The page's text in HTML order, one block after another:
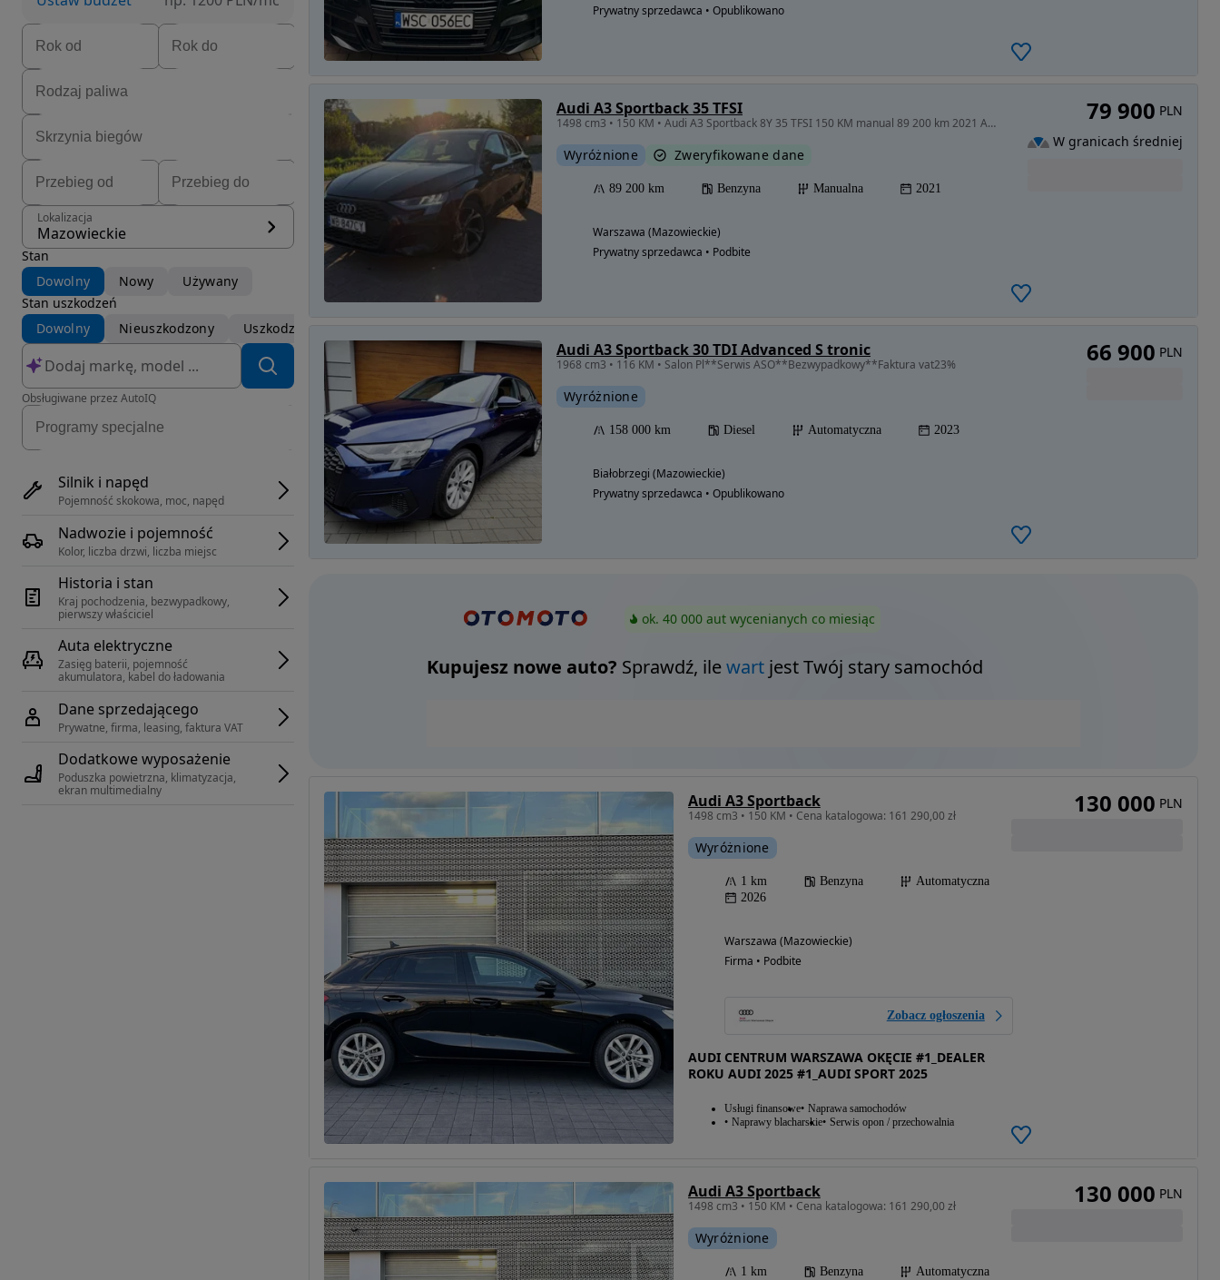
Lokalizacja
Mazowieckie
Stan
Dowolny
Nowy
Używany
Stan uszkodzeń
Dowolny
Nieuszkodzony Uszkodzony
Obsługiwane przez AutoIQ
Silnik i napęd
Pojemność skokowa, moc, napęd
Nadwozie i pojemność
Kolor, liczba drzwi, liczba miejsc
Historia i stan
Kraj pochodzenia, bezwypadkowy,
pierwszy właściciel
Auta elektryczne
Zasięg baterii, pojemność
akumulatora, kabel do ładowania
Dane sprzedającego
Prywatne, firma, leasing, faktura VAT
Dodatkowe wyposażenie
Poduszka powietrzna, klimatyzacja,
ekran multimedialny
Prywatny sprzedawca • Opublikowano
Audi A3 Sportback 35 TFSI
1498 cm3 • 150 KM • Audi A3 Sportback 8Y 35 TFSI 150 KM manual 89 200 km 2021 ASO
Wyróżnione Zweryfikowane dane
89 200 km Benzyna Manualna 2021
Warszawa (Mazowieckie)
Prywatny sprzedawca • Podbite
79 900 PLN
W granicach średniej
Audi A3 Sportback 30 TDI Advanced S tronic
1968 cm3 • 116 KM • Salon Pl**Serwis ASO**Bezwypadkowy**Faktura vat23%
Wyróżnione
158 000 km Diesel Automatyczna 2023
Białobrzegi (Mazowieckie)
Prywatny sprzedawca • Opublikowano
66 900 PLN
ok. 40 000 aut wycenianych co miesiąc
Kupujesz nowe auto? Sprawdź, ilewartjest Twój stary samochód
Audi A3 Sportback
1498 cm3 • 150 KM • Cena katalogowa: 161 290,00 zł
Wyróżnione
1 km Benzyna
Automatyczna
2026
Warszawa (Mazowieckie)
Firma • Podbite
Zobacz ogłoszenia
AUDI CENTRUM WARSZAWA OKĘCIE #1_DEALER
ROKU AUDI 2025 #1_AUDI SPORT 2025
Usługi finansowe Naprawa samochodów
Naprawy blacharskie Serwis opon / przechowalnia
130 000 PLN
Audi A3 Sportback
1498 cm3 • 150 KM • Cena katalogowa: 161 290,00 zł
Wyróżnione
1 km Benzyna
Automatyczna
130 000 PLN